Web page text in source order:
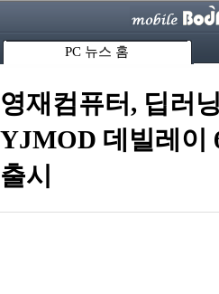
PC 뉴스 홈
영재컴퓨터, 딥러
YJMOD 데빌레이
출시